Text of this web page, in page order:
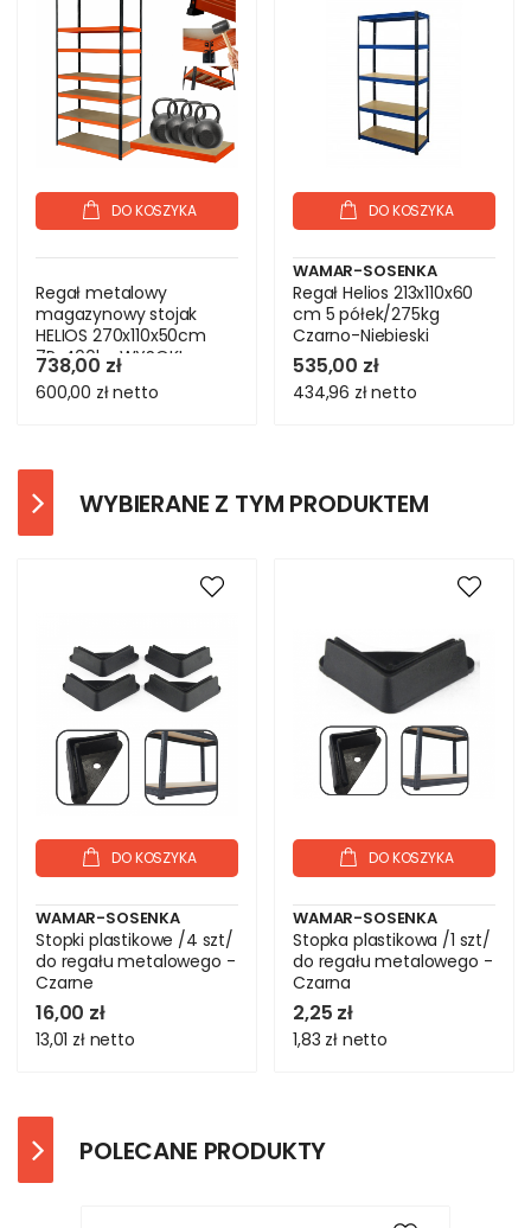
DO KOSZYKA
Regał metalowy
magazynowy stojak
HELIOS 270x110x50cm
7Px400kg WYSOKI
738,00 zł
600,00 złnetto
DO KOSZYKA
WAMAR-SOSENKA
Regał Helios 213x110x60
cm 5 półek/275kg
Czarno-Niebieski
535,00 zł
434,96 złnetto
WYBIERANE Z TYM PRODUKTEM
DO KOSZYKA
WAMAR-SOSENKA
Stopki plastikowe /4 szt/
do regału metalowego -
Czarne
16,00 zł
13,01 zł netto
DO KOSZYKA
WAMAR-SOSENKA
Stopka plastikowa /1 szt/
do regału metalowego -
Czarna
2,25 zł
1,83 zł netto
POLECANE PRODUKTY